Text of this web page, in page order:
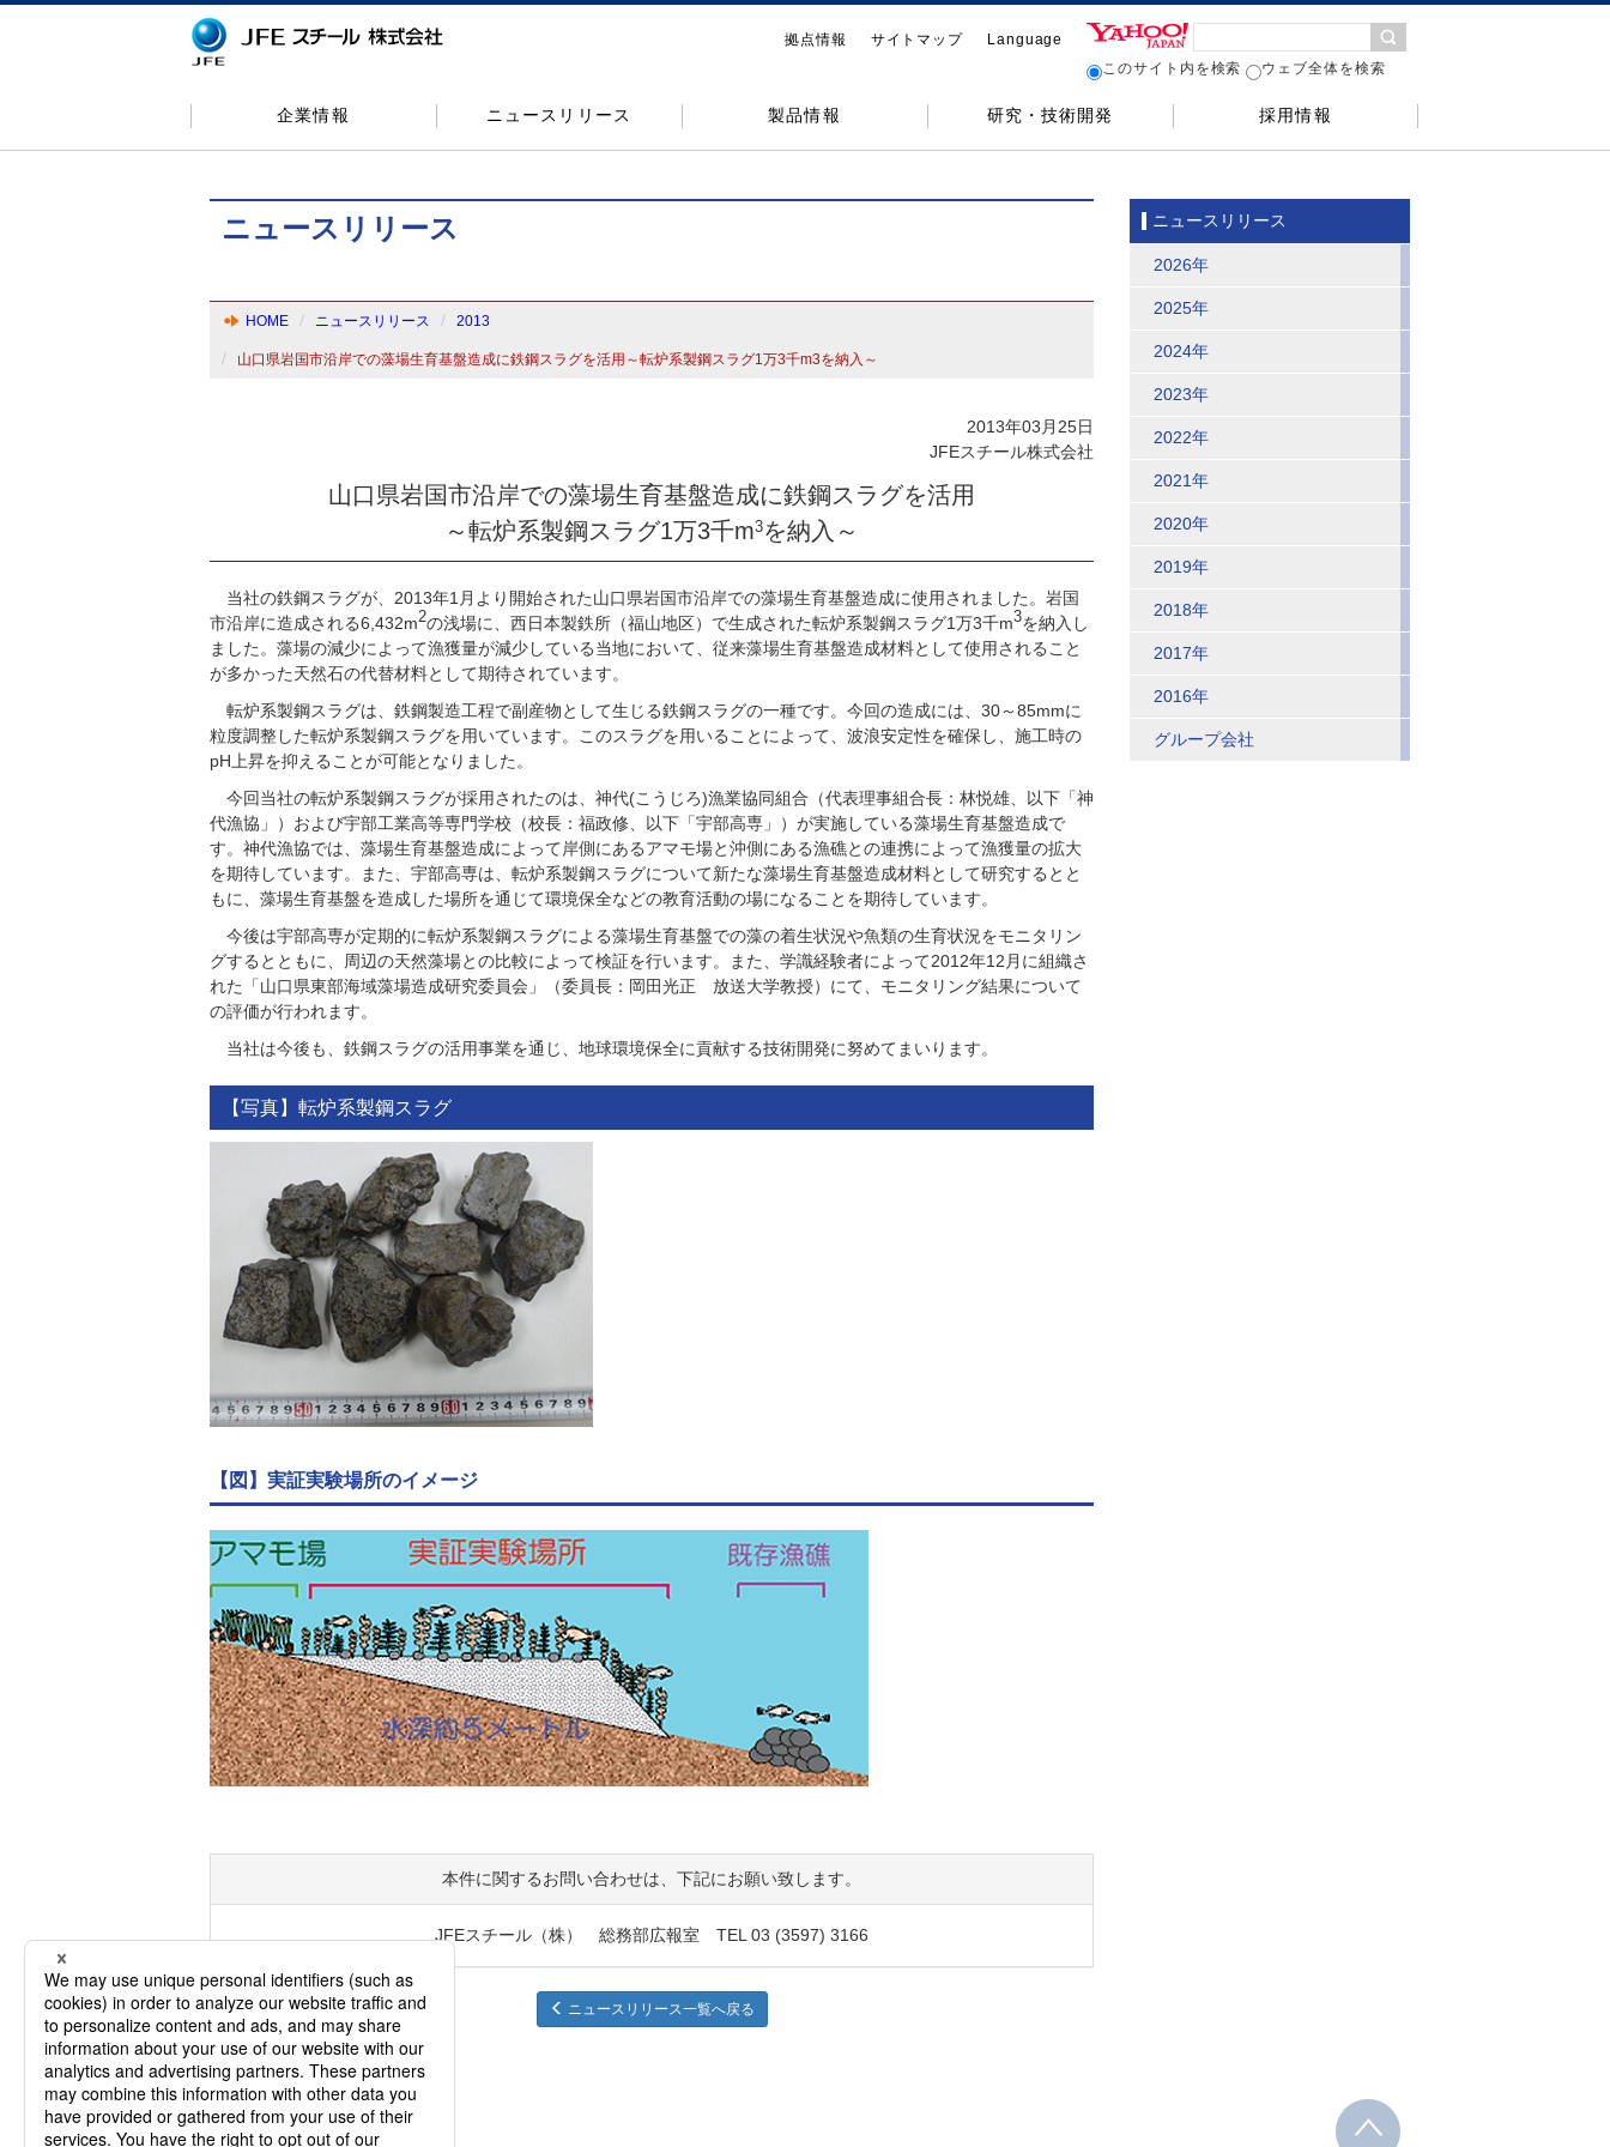
拠点情報 サイトマップ
Language
このサイト内を検索
ウェブ全体を検索
企業情報 ニュースリリース 製品情報 研究・技術開発 採用情報
ニュースリリース
HOME ニュースリリース 2013
山口県岩国市沿岸での藻場生育基盤造成に鉄鋼スラグを活用～転炉系製鋼スラグ1万3千m3を納入～
2013年03月25日
JFEスチール株式会社
山口県岩国市沿岸での藻場生育基盤造成に鉄鋼スラグを活用
～転炉系製鋼スラグ1万3千m3を納入～
当社の鉄鋼スラグが、2013年1月より開始された山口県岩国市沿岸での藻場生育基盤造成に使用されました。岩国
市沿岸に造成される6,432m2の浅場に、西日本製鉄所（福山地区）で生成された転炉系製鋼スラグ1万3千m3を納入し
ました。藻場の減少によって漁獲量が減少している当地において、従来藻場生育基盤造成材料として使用されること
が多かった天然石の代替材料として期待されています。
転炉系製鋼スラグは、鉄鋼製造工程で副産物として生じる鉄鋼スラグの一種です。今回の造成には、30～85mmに
粒度調整した転炉系製鋼スラグを用いています。このスラグを用いることによって、波浪安定性を確保し、施工時の
pH上昇を抑えることが可能となりました。
今回当社の転炉系製鋼スラグが採用されたのは、神代(こうじろ)漁業協同組合（代表理事組合長：林悦雄、以下「神
代漁協」）および宇部工業高等専門学校（校長：福政修、以下「宇部高専」）が実施している藻場生育基盤造成で
す。神代漁協では、藻場生育基盤造成によって岸側にあるアマモ場と沖側にある漁礁との連携によって漁獲量の拡大
を期待しています。また、宇部高専は、転炉系製鋼スラグについて新たな藻場生育基盤造成材料として研究するとと
もに、藻場生育基盤を造成した場所を通じて環境保全などの教育活動の場になることを期待しています。
今後は宇部高専が定期的に転炉系製鋼スラグによる藻場生育基盤での藻の着生状況や魚類の生育状況をモニタリン
グするとともに、周辺の天然藻場との比較によって検証を行います。また、学識経験者によって2012年12月に組織さ
れた「山口県東部海域藻場造成研究委員会」（委員長：岡田光正 放送大学教授）にて、モニタリング結果について
の評価が行われます。
当社は今後も、鉄鋼スラグの活用事業を通じ、地球環境保全に貢献する技術開発に努めてまいります。
【写真】転炉系製鋼スラグ
【図】実証実験場所のイメージ
本件に関するお問い合わせは、下記にお願い致します。
JFEスチール（株） 総務部広報室 TEL 03 (3597) 3166
ニュースリリース一覧へ戻る
ニュースリリース
2026年
2025年
2024年
2023年
2022年
2021年
2020年
2019年
2018年
2017年
2016年
グループ会社